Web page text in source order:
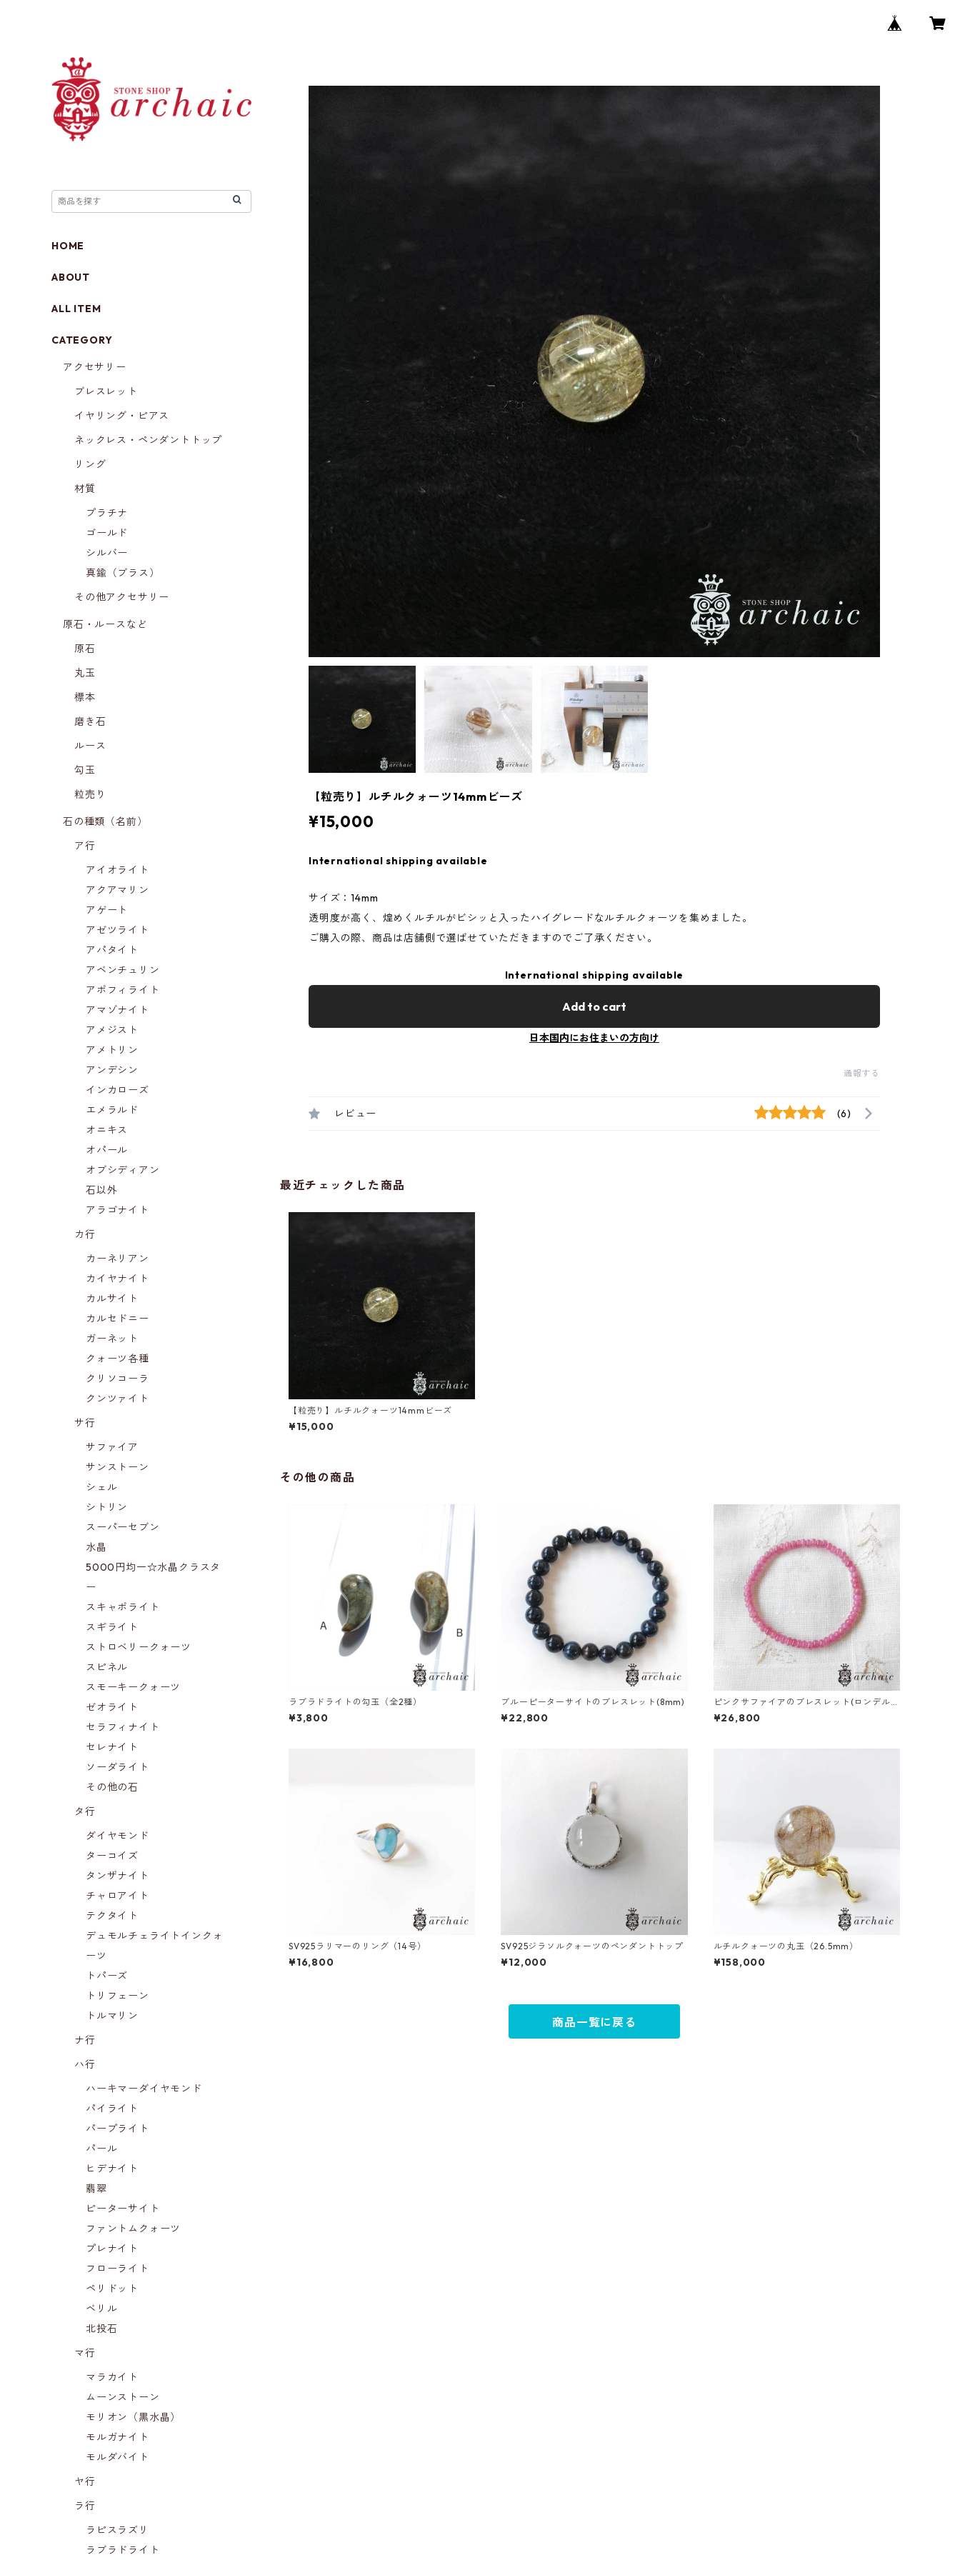
【粒売り】ルチルクォーツ14mmビーズ
¥15,000
International shipping available
サイズ：14mm
透明度が高く、煌めくルチルがビシッと入ったハイグレードなルチルクォーツを集めました。
ご購入の際、商品は店舗側で選ばせていただきますのでご了承ください。
International shipping available
Add to cart
日本国内にお住まいの方向け
通報する
レビュー (6)
最近チェックした商品
【粒売り】ルチルクォーツ14mmビーズ
¥15,000
その他の商品
ラブラドライトの勾玉（全2種）
¥3,800
ブルーピーターサイトのブレスレット(8mm)
¥22,800
ピンクサファイアのブレスレット(ロンデル4.
5mm)
¥26,800
SV925ラリマーのリング（14号）
¥16,800
SV925ジラソルクォーツのペンダントトップ
¥12,000
ルチルクォーツの丸玉（26.5mm）
¥158,000
商品一覧に戻る
HOME
ABOUT
ALL ITEM
CATEGORY
アクセサリー
ブレスレット
イヤリング・ピアス
ネックレス・ペンダントトップ
リング
材質
プラチナ
ゴールド
シルバー
真鍮（ブラス）
その他アクセサリー
原石・ルースなど
原石
丸玉
標本
磨き石
ルース
勾玉
粒売り
石の種類（名前）
ア行
アイオライト
アクアマリン
アゲート
アゼツライト
アパタイト
アベンチュリン
アポフィライト
アマゾナイト
アメジスト
アメトリン
アンデシン
インカローズ
エメラルド
オニキス
オパール
オブシディアン
石以外
アラゴナイト
カ行
カーネリアン
カイヤナイト
カルサイト
カルセドニー
ガーネット
クォーツ各種
クリソコーラ
クンツァイト
サ行
サファイア
サンストーン
シェル
シトリン
スーパーセブン
水晶
5000円均一☆水晶クラスタ
ー
スキャポライト
スギライト
ストロベリークォーツ
スピネル
スモーキークォーツ
ゼオライト
セラフィナイト
セレナイト
ソーダライト
その他の石
タ行
ダイヤモンド
ターコイズ
タンザナイト
チャロアイト
テクタイト
デュモルチェライトインクォ
ーツ
トパーズ
トリフェーン
トルマリン
ナ行
ハ行
ハーキマーダイヤモンド
パイライト
パープライト
パール
ヒデナイト
翡翠
ピーターサイト
ファントムクォーツ
プレナイト
フローライト
ペリドット
ベリル
北投石
マ行
マラカイト
ムーンストーン
モリオン（黒水晶）
モルガナイト
モルダバイト
ヤ行
ラ行
ラピスラズリ
ラブラドライト